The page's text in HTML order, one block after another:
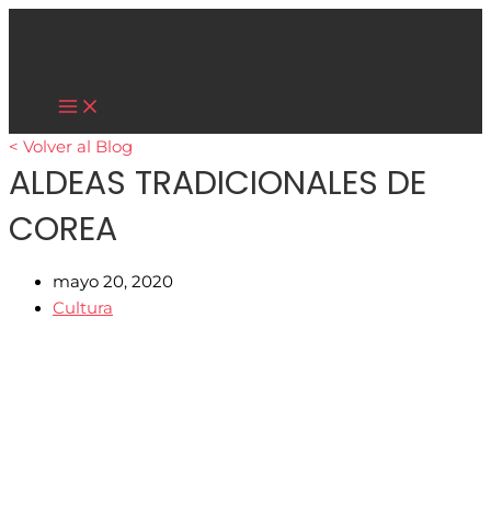
Ir
Main
< Volver al Blog
ALDEAS TRADICIONALES DE
COREA
mayo 20, 2020
Cultura